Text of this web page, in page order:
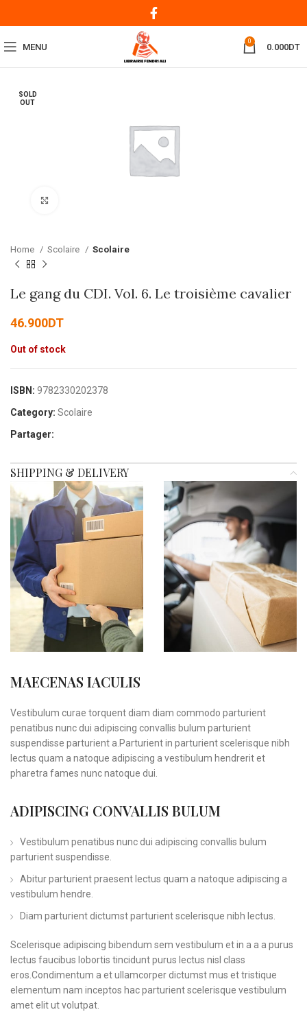
MENU
0
0.000DT
SOLD
OUT
Home Scolaire Scolaire
Le gang du CDI. Vol. 6. Le troisième cavalier
46.900DT
Out of stock
ISBN: 9782330202378
Category: Scolaire
Partager:
SHIPPING & DELIVERY
MAECENAS IACULIS
Vestibulum curae torquent diam diam commodo parturient
penatibus nunc dui adipiscing convallis bulum parturient
suspendisse parturient a.Parturient in parturient scelerisque nibh
lectus quam a natoque adipiscing a vestibulum hendrerit et
pharetra fames nunc natoque dui.
ADIPISCING CONVALLIS BULUM
Vestibulum penatibus nunc dui adipiscing convallis bulum
parturient suspendisse.
Abitur parturient praesent lectus quam a natoque adipiscing a
vestibulum hendre.
Diam parturient dictumst parturient scelerisque nibh lectus.
Scelerisque adipiscing bibendum sem vestibulum et in a a a purus
lectus faucibus lobortis tincidunt purus lectus nisl class
eros.Condimentum a et ullamcorper dictumst mus et tristique
elementum nam inceptos hac parturient scelerisque vestibulum
amet elit ut volutpat.